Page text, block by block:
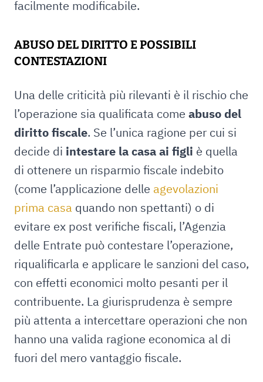
facilmente modificabile.
ABUSO DEL DIRITTO E POSSIBILI
CONTESTAZIONI
Una delle criticità più rilevanti è il rischio che
l’operazione sia qualificata come abuso del
diritto fiscale. Se l’unica ragione per cui si
decide di intestare la casa ai figli è quella
di ottenere un risparmio fiscale indebito
(come l’applicazione delle agevolazioni
prima casa quando non spettanti) o di
evitare ex post verifiche fiscali, l’Agenzia
delle Entrate può contestare l’operazione,
riqualificarla e applicare le sanzioni del caso,
con effetti economici molto pesanti per il
contribuente. La giurisprudenza è sempre
più attenta a intercettare operazioni che non
hanno una valida ragione economica al di
fuori del mero vantaggio fiscale.